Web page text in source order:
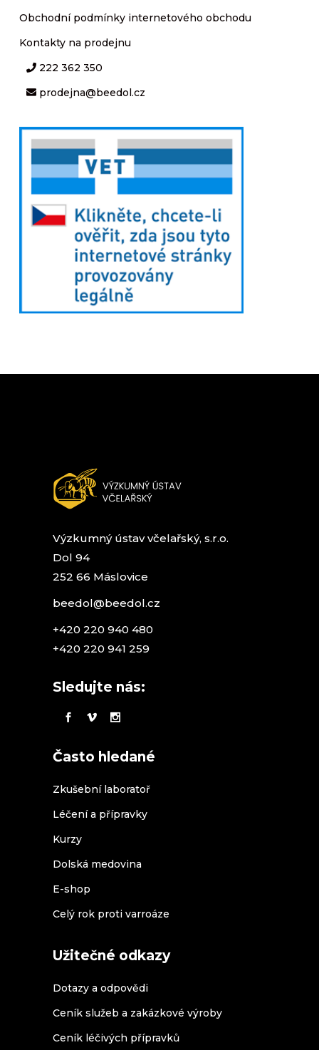
Obchodní podmínky internetového obchodu
Kontakty na prodejnu
222 362 350
prodejna@beedol.cz
Výzkumný ústav včelařský, s.r.o.
Dol 94
252 66 Máslovice
beedol@beedol.cz
+420 220 940 480
+420 220 941 259
Sledujte nás:
Často hledané
Zkušební laboratoř
Léčení a přípravky
Kurzy
Dolská medovina
E-shop
Celý rok proti varroáze
Užitečné odkazy
Dotazy a odpovědi
Ceník služeb a zakázkové výroby
Ceník léčivých přípravků